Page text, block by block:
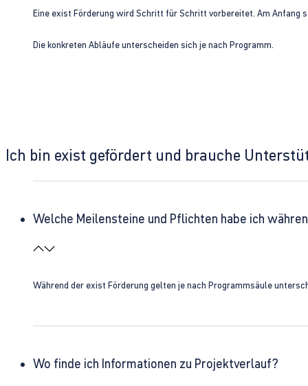
Eine exist Förderung wird Schritt für Schritt vorbereitet. Am Anfang
Die konkreten Abläufe unterscheiden sich je nach Programm.
Ich bin exist gefördert und brauche
Welche Meilensteine und Pflichten habe ich
Während der exist Förderung gelten je nach Programmsäule
Wo finde ich Informationen zu Projektverlauf?